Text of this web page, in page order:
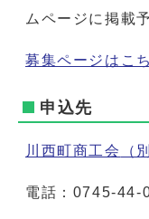
ムページに掲載
募集ページはこ
申込先
川西町商工会 （
電話：0745-44-